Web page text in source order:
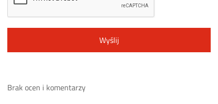
Brak ocen i komentarzy